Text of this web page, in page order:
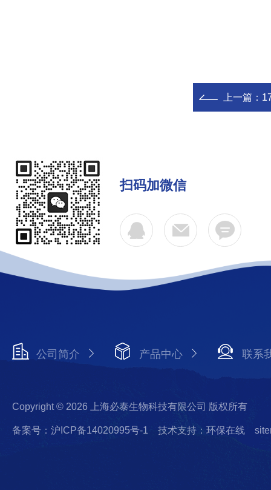
上一篇：
扫码加微信
公司简介 产品中心 联系
Copyright © 2026 上海必泰生物科技有限公司 版权所有
备案号：沪ICP备14020995号-1 技术支持：环保在线